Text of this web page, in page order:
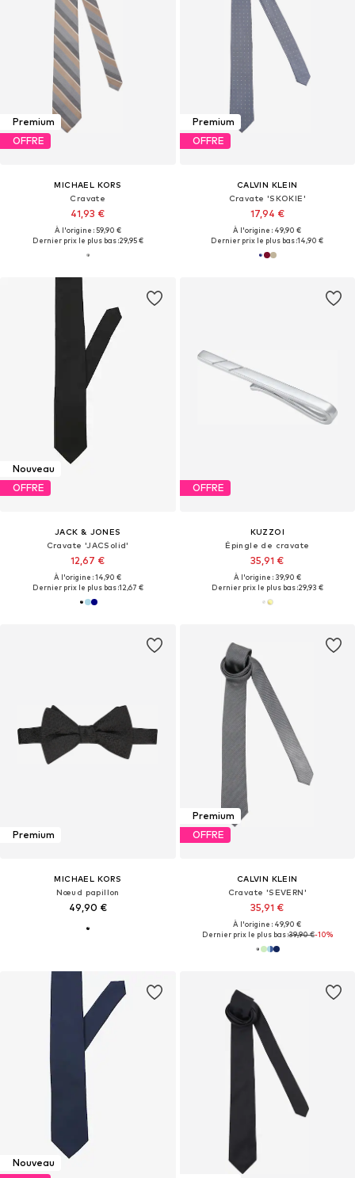
Premium
OFFRE
MICHAEL KORS
Cravate
41,93 €
À l'origine : 59,90 €
Dernier prix le plus bas :29,95 €
Premium
OFFRE
CALVIN KLEIN
Cravate 'SKOKIE'
17,94 €
À l'origine : 49,90 €
Dernier prix le plus bas :14,90 €
Nouveau
OFFRE
JACK & JONES
Cravate 'JACSolid'
12,67 €
À l'origine : 14,90 €
Dernier prix le plus bas :12,67 €
OFFRE
KUZZOI
Épingle de cravate
35,91 €
À l'origine : 39,90 €
Dernier prix le plus bas :29,93 €
Premium
MICHAEL KORS
Nœud papillon
49,90 €
Premium
OFFRE
CALVIN KLEIN
Cravate 'SEVERN'
35,91 €
À l'origine : 49,90 €
Dernier prix le plus bas :39,90 €-10%
Nouveau